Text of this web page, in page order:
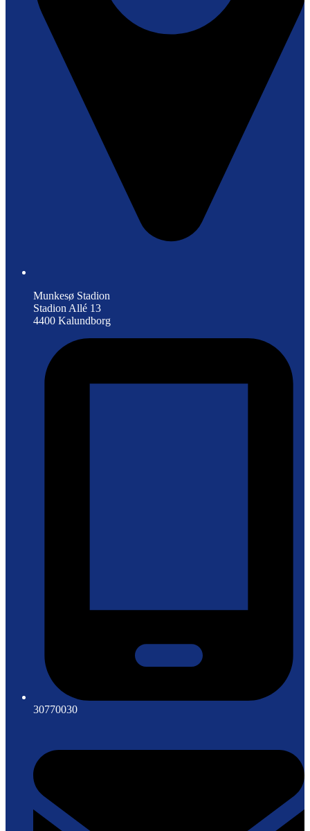
Munkesø Stadion
Stadion Allé 13
4400 Kalundborg
30770030